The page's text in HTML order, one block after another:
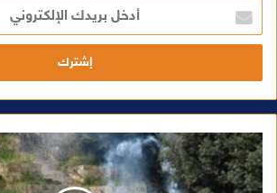
خ
ل
ر
ا
ل
إ
ل